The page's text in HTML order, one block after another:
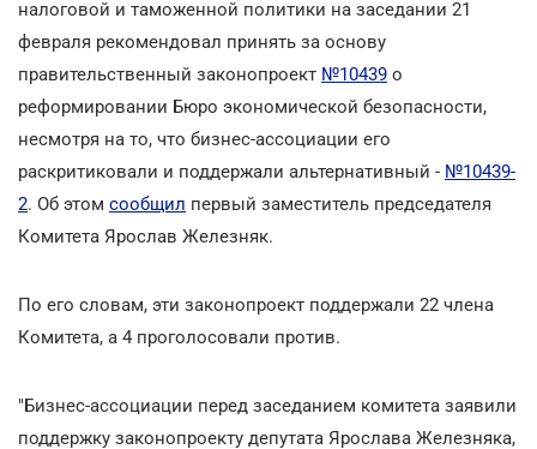
налоговой и таможенной политики на заседании 21
февраля рекомендовал принять за основу
правительственный законопроект №10439 о
реформировании Бюро экономической безопасности,
несмотря на то, что бизнес-ассоциации его
раскритиковали и поддержали альтернативный - №10439-
2. Об этом сообщил первый заместитель председателя
Комитета Ярослав Железняк.
По его словам, эти законопроект поддержали 22 члена
Комитета, а 4 проголосовали против.
"Бизнес-ассоциации перед заседанием комитета заявили
поддержку законопроекту депутата Ярослава Железняка,